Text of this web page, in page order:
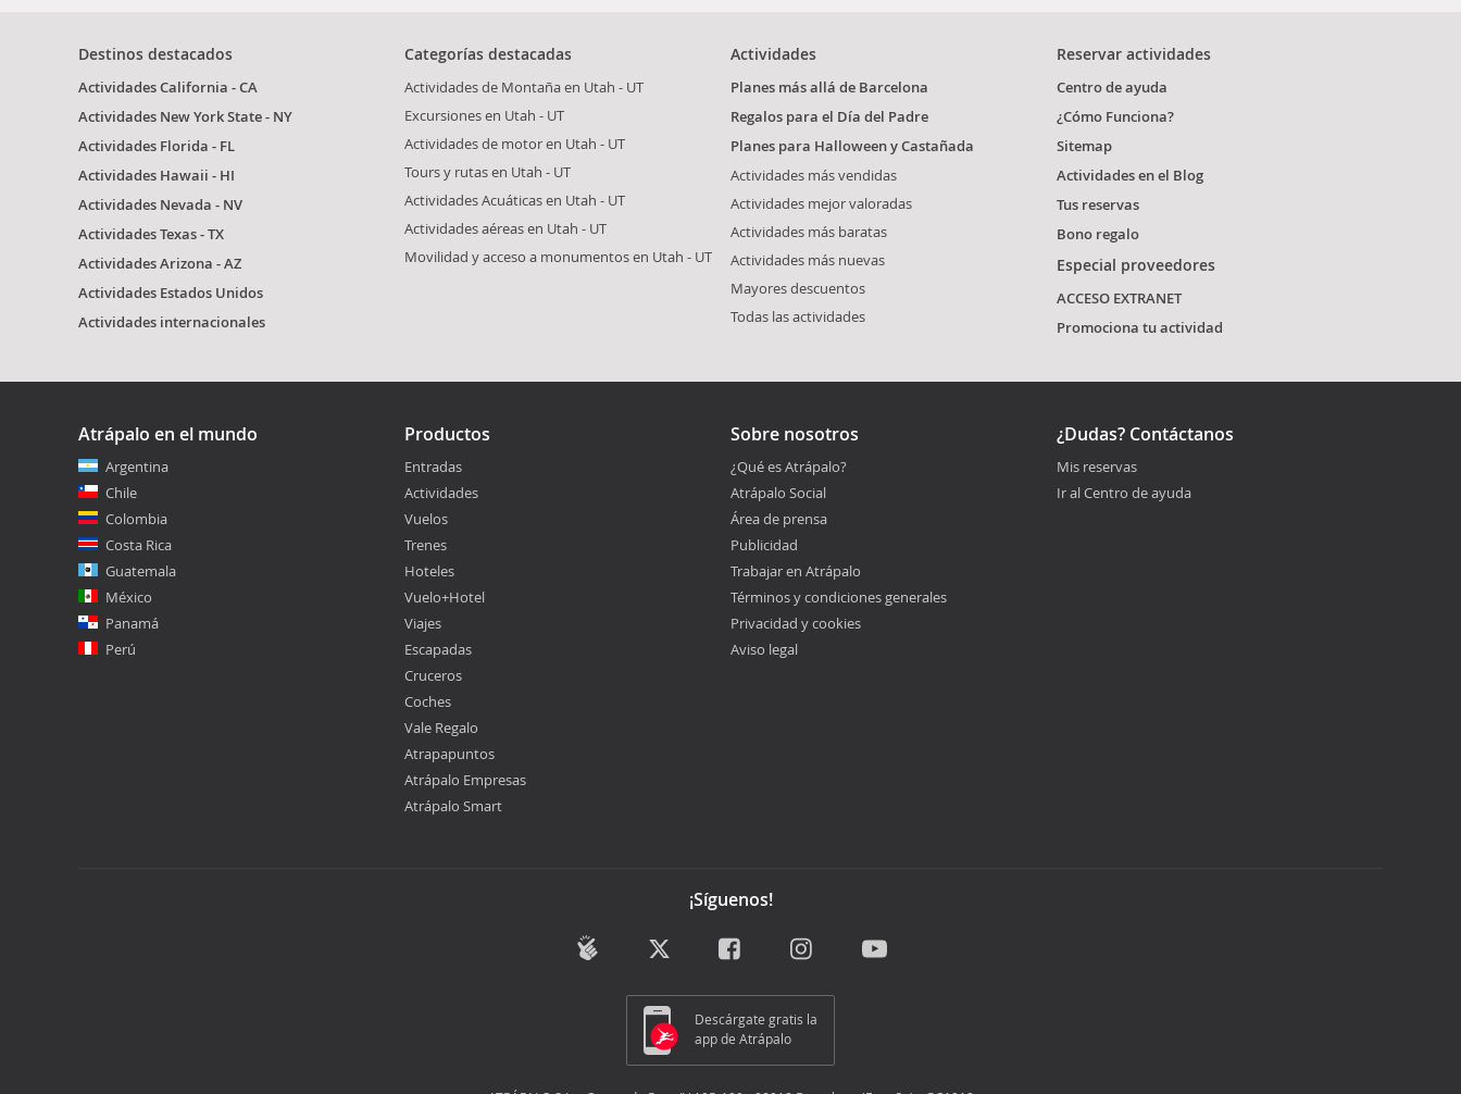
Destinos destacados
Actividades California - CA
Actividades New York State - NY
Actividades Florida - FL
Actividades Hawaii - HI
Actividades Nevada - NV
Actividades Texas - TX
Actividades Arizona - AZ
Actividades Estados Unidos
Actividades internacionales
Categorías destacadas
Actividades de Montaña en Utah - UT
Excursiones en Utah - UT
Actividades de motor en Utah - UT
Tours y rutas en Utah - UT
Actividades Acuáticas en Utah - UT
Actividades aéreas en Utah - UT
Movilidad y acceso a monumentos en Utah - UT
Actividades
Planes más allá de Barcelona
Regalos para el Día del Padre
Planes para Halloween y Castañada
Actividades más vendidas
Actividades mejor valoradas
Actividades más baratas
Actividades más nuevas
Mayores descuentos
Todas las actividades
Reservar actividades
Centro de ayuda
¿Cómo Funciona?
Sitemap
Actividades en el Blog
Tus reservas
Bono regalo
Especial proveedores
ACCESO EXTRANET
Promociona tu actividad
Atrápalo en el mundo
Argentina
Chile
Colombia
Costa Rica
Guatemala
México
Panamá
Perú
Productos
Entradas
Actividades
Vuelos
Trenes
Hoteles
Vuelo+Hotel
Viajes
Escapadas
Cruceros
Coches
Vale Regalo
Atrapapuntos
Atrápalo Empresas
Atrápalo Smart
Sobre nosotros
¿Qué es Atrápalo?
Atrápalo Social
Área de prensa
Publicidad
Trabajar en Atrápalo
Términos y condiciones generales
Privacidad y cookies
Aviso legal
¿Dudas? Contáctanos
Mis reservas
Ir al Centro de ayuda
¡Síguenos!
Descárgate gratis la
app de Atrápalo